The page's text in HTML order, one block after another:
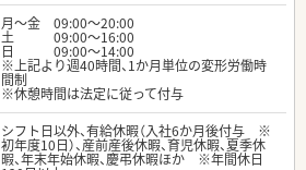
月～金 09:00～20:00
土 09:00～16:00
日 09:00～14:00
※上記より週40時間、1か月単位の変形労働時
間制
※休憩時間は法定に従って付与
シフト日以外、有給休暇（入社6か月後付与 ※
初年度10日）、産前産後休暇、育児休暇、夏季休
暇、年末年始休暇、慶弔休暇ほか ※年間休日